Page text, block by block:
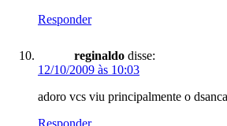
Responder
reginaldo disse:
12/10/2009 às 10:03
adoro vcs viu principalmente o
Responder